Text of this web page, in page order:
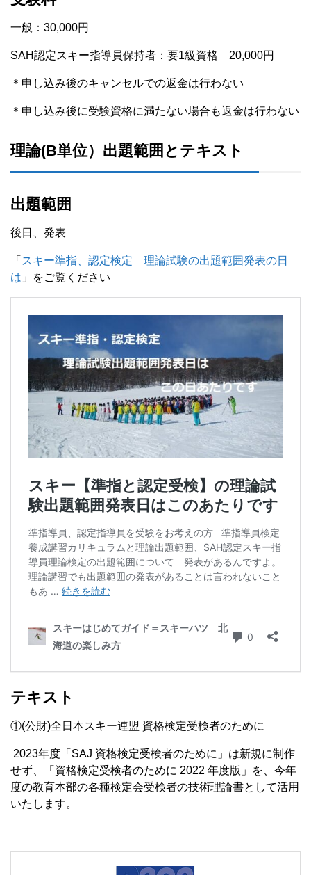
一般：30,000円
SAH認定スキー指導員保持者：要1級資格 20,000円
＊申し込み後のキャンセルでの返金は行わない
＊申し込み後に受験資格に満たない場合も返金は行わない
理論(B単位）出題範囲とテキスト
出題範囲
後日、発表
「 スキー準指、認定検定 理論試験の出題範囲発表の日
は 」をご覧ください
テキスト
①(公財)全日本スキー連盟 資格検定受検者のために
2023年度「SAJ 資格検定受検者のために」は新規に制作
せず、「資格検定受検者のために 2022 年度版」を、今年
度の教育本部の各種検定会受検者の技術理論書として活用
いたします。